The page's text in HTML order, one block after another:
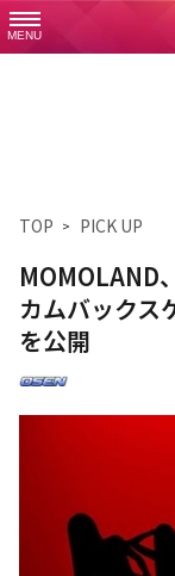
MENU
TOP PICK UP
MOMOLAND
カムバックス
を公開